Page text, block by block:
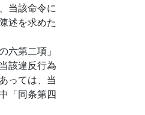
当該命令に
述を求めた
六第二項」
該違反行為
っては、当
「同条第四